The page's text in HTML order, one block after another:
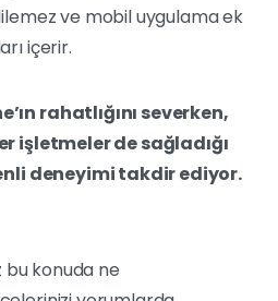
ve mobil uygulama ek
içerir.
rahatlığını severken,
işletmeler de sağladığı
deneyimi takdir ediyor.
bu konuda ne